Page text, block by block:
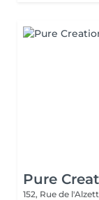
Pure
152, Rue de